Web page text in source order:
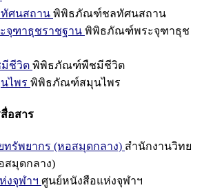
ศนสถาน พิพิธภัณฑ์ชลทัศนสถาน
ฑาธุชราชฐาน พิพิธภัณฑ์พระจุฑาธุช
ชีวิต พิพิธภัณฑ์พืชมีชีวิต
ไพร พิพิธภัณฑ์สมุนไพร
อสาร
ทรัพยากร (หอสมุดกลาง) สำนักงานวิทย
สมุดกลาง)
งจุฬาฯ ศูนย์หนังสือแห่งจุฬาฯ